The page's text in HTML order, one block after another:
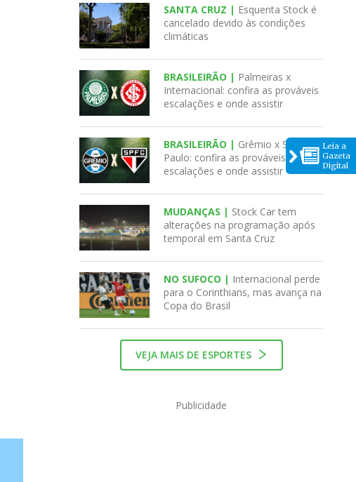
Leia a
Gazeta
Digital
SANTA CRUZ | Esquenta Stock é
cancelado devido às condições
climáticas
BRASILEIRÃO | Palmeiras x
Internacional: confira as prováveis
escalações e onde assistir
BRASILEIRÃO | Grêmio x São
Paulo: confira as prováveis
escalações e onde assistir
MUDANÇAS | Stock Car tem
alterações na programação após
temporal em Santa Cruz
NO SUFOCO | Internacional perde
para o Corinthians, mas avança na
Copa do Brasil
VEJA MAIS DE ESPORTES
Publicidade